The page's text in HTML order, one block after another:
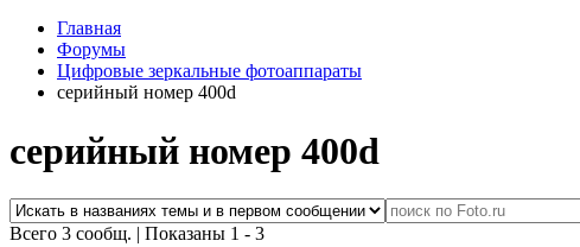
Главная
Форумы
Цифровые зеркальные фотоаппараты
серийный номер 400d
серийный номер 400d
Всего 3 сообщ. | Показаны 1 - 3